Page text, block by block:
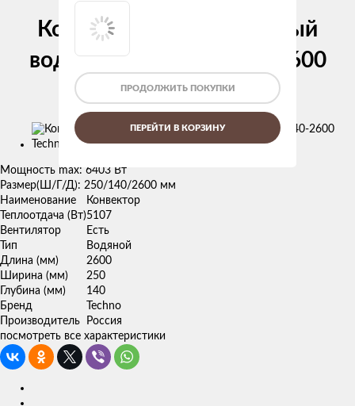
Конвектор внутрипольный
водяной КВЗВ 250-140-2600
Techno
Изображения
товаров
Мощность max: 6403 Вт
Размер(Ш/Г/Д): 250/140/2600 мм
Наименование
Конвектор
Теплоотдача (Вт)5107
Вентилятор
Есть
Тип
Водяной
Длина (мм)
2600
Ширина (мм)
250
Глубина (мм)
140
Бренд
Techno
Производитель
Россия
посмотреть все характеристики
ПРОДОЛЖИТЬ ПОКУПКИ
ПЕРЕЙТИ В КОРЗИНУ